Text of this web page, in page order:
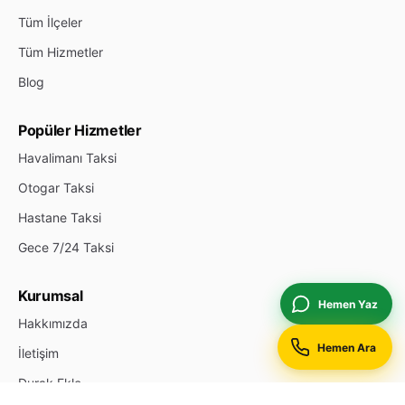
Tüm İlçeler
Tüm Hizmetler
Blog
Popüler Hizmetler
Havalimanı Taksi
Otogar Taksi
Hastane Taksi
Gece 7/24 Taksi
Kurumsal
Hakkımızda
İletişim
Durak Ekle
Hemen Yaz
Hemen Ara